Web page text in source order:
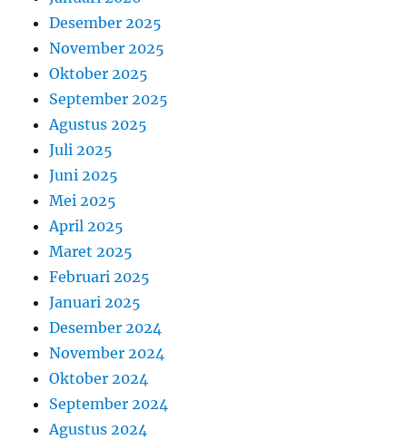
Desember 2025
November 2025
Oktober 2025
September 2025
Agustus 2025
Juli 2025
Juni 2025
Mei 2025
April 2025
Maret 2025
Februari 2025
Januari 2025
Desember 2024
November 2024
Oktober 2024
September 2024
Agustus 2024